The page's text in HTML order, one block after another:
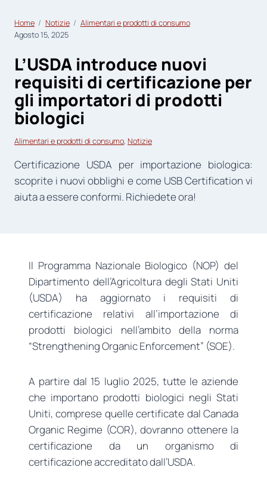
Home Notizie
Alimentari e prodotti di consumo
Agosto 15, 2025
L’USDA introduce nuovi
requisiti di certificazione per
gli importatori di prodotti
biologici
Alimentari e prodotti di consumo, Notizie
Certificazione USDA per importazione biologica:
scoprite i nuovi obblighi e come USB Certification vi
aiuta a essere conformi. Richiedete ora!
Il Programma Nazionale Biologico (NOP) del
Dipartimento dell’Agricoltura degli Stati Uniti
(USDA) ha aggiornato i requisiti di
certificazione relativi all’importazione di
prodotti biologici nell’ambito della norma
“Strengthening Organic Enforcement” (SOE).
A partire dal 15 luglio 2025, tutte le aziende
che importano prodotti biologici negli Stati
Uniti, comprese quelle certificate dal Canada
Organic Regime (COR), dovranno ottenere la
certificazione da un organismo di
certificazione accreditato dall’USDA.